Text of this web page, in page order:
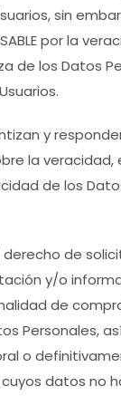
sin
por la
de los Datos
y
la veracidad,
de los
derecho de
y/o
de
Personales,
o
datos no